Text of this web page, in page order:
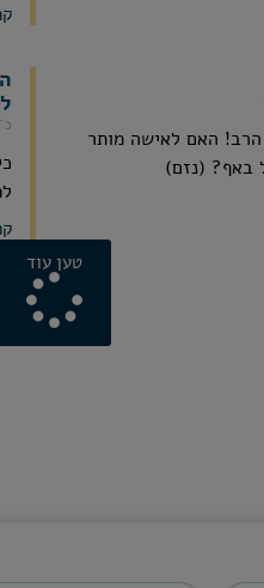
האם לאישה מותר
באף? (נזם)
טען עוד